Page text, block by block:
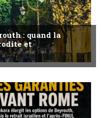
: quand la
et